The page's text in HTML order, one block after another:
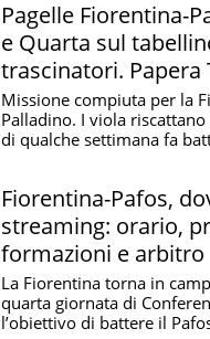
Pagelle Fiorentina-
e Quarta sul
trascinatori. Papera
Missione compiuta per la
Palladino. I viola
di qualche settimana fa
Fiorentina-Pafos,
streaming: orario,
formazioni e arbitro
La Fiorentina torna in
quarta giornata di
l’obiettivo di battere il